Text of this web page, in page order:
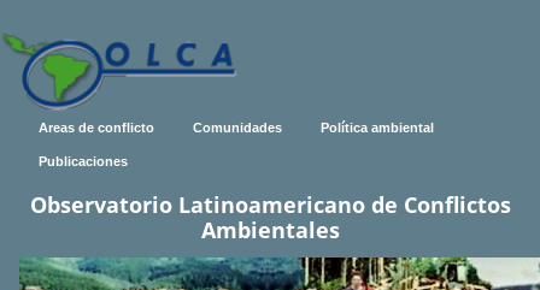
Areas de conflicto Comunidades Política ambiental
Publicaciones
Observatorio Latinoamericano de Conflictos
Ambientales